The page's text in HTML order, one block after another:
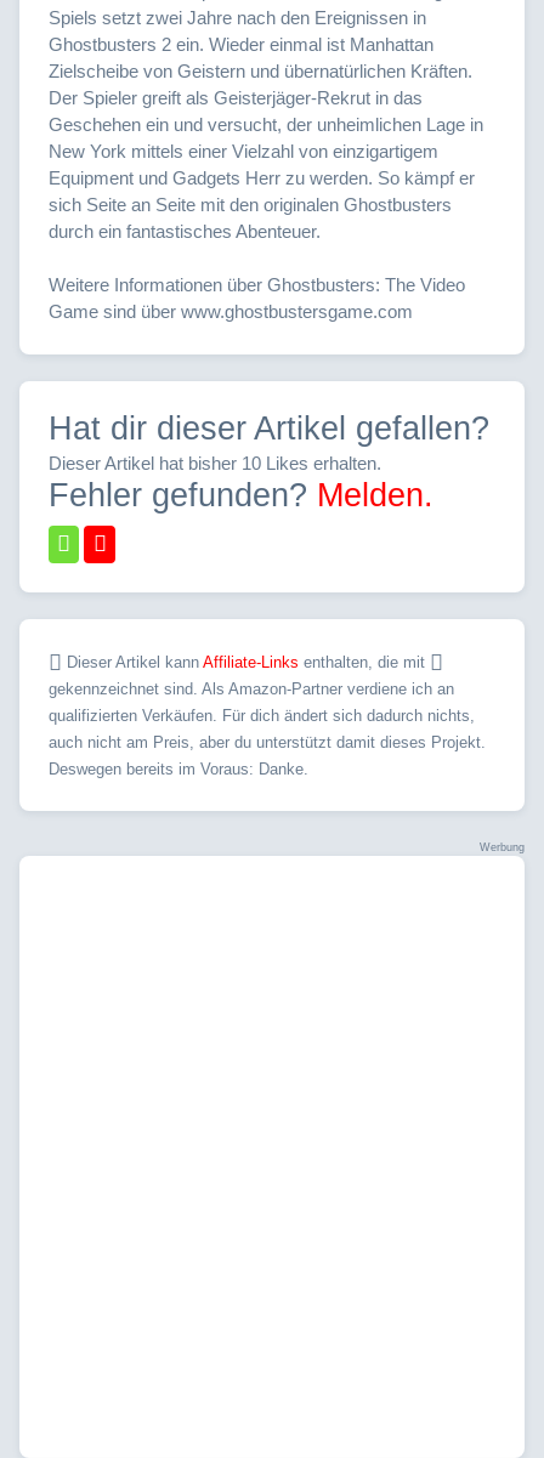
Spiels setzt zwei Jahre nach den Ereignissen in
Ghostbusters 2 ein. Wieder einmal ist Manhattan
Zielscheibe von Geistern und übernatürlichen Kräften.
Der Spieler greift als Geisterjäger-Rekrut in das
Geschehen ein und versucht, der unheimlichen Lage in
New York mittels einer Vielzahl von einzigartigem
Equipment und Gadgets Herr zu werden. So kämpf er
sich Seite an Seite mit den originalen Ghostbusters
durch ein fantastisches Abenteuer.
Weitere Informationen über Ghostbusters: The Video
Game sind über www.ghostbustersgame.com
Hat dir dieser Artikel gefallen?
Dieser Artikel hat bisher 10 Likes erhalten.
Fehler gefunden? Melden.
Dieser Artikel kann Affiliate-Links enthalten, die mit
gekennzeichnet sind. Als Amazon-Partner verdiene ich an
qualifizierten Verkäufen. Für dich ändert sich dadurch nichts,
auch nicht am Preis, aber du unterstützt damit dieses Projekt.
Deswegen bereits im Voraus: Danke.
Werbung